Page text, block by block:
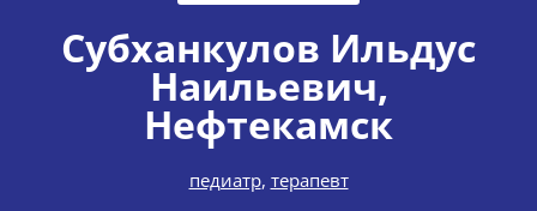
Субханкулов Ильдус
Наильевич,
Нефтекамск
педиатр, терапевт